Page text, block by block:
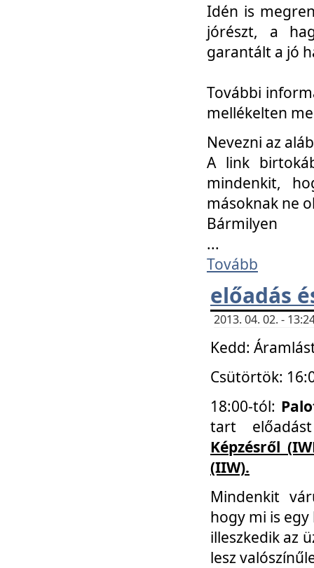
Idén is
jórészt, a
garantált a jó
További
mellékelten
Nevezni az
A link
mindenkit,
másoknak ne
Bármilyen
...
Tovább
előadás
2013. 04. 02. -
Kedd:
Csütörtök:
18:00-tól:
tart
Képzésről
(IIW).
Mindenkit
hogy mi is
illeszkedik az
lesz